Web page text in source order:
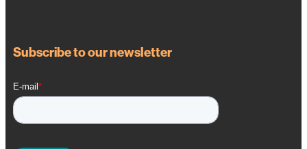
Subscribe to our newsletter